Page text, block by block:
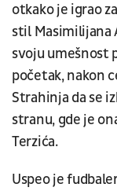
otkako je igrao
stil Masimilijana
svoju umešnost
početak, nakon
Strahinja da se
stranu, gde je
Terzića.
Uspeo je